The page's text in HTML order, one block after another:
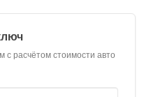
с расчётом стоимости авто